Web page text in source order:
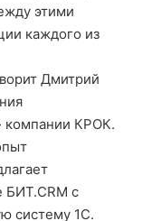
этими
каждого из
Дмитрий
компании КРОК.
БИТ.CRM с
систему 1C.